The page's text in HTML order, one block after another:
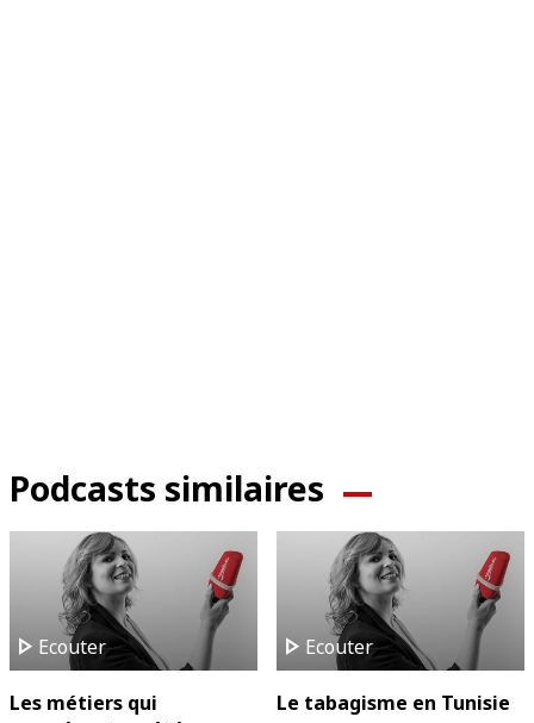
Podcasts similaires
play_arrow Ecouter
Les métiers qui
play_arrow Ecouter
Le tabagisme en Tunisie